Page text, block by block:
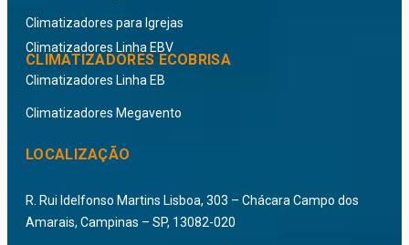
CLIMATIZADORES ECOBRISA
Climatizadores Linha EBV
Climatizadores Linha EB
Climatizadores Megavento
Climatizadores para Igrejas
LOCALIZAÇÃO
R. Rui Idelfonso Martins Lisboa, 303 – Chácara Campo dos
Amarais, Campinas – SP, 13082-020